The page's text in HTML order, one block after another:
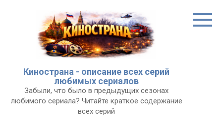
Кинострана - описание всех серий
любимых сериалов
Забыли, что было в предыдущих сезонах
любимого сериала? Читайте краткое содержание
всех серий